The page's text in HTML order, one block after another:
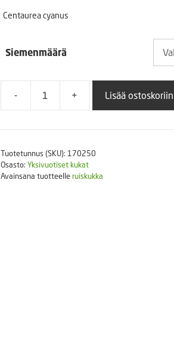
Centaurea cyanus
Siemenmäärä
-
Ruiskaunokki
Ball
g
määrä
+ Lisää ostoskoriin
Tuotetunnus (SKU): 170250
Osasto: Yksivuotiset kukat
Avainsana tuotteelleruiskukka